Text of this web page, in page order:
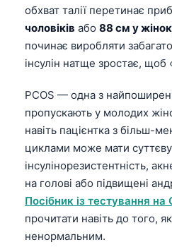
обхват талії перетинає
чоловіків або 88 см у жінок
починає виробляти
інсулін натще зростає, щоб
PCOS — одна з
пропускають у молодих
навіть пацієнтка з більш-
циклами може мати суттєву
інсулінорезистентність,
на голові або підвищені
Посібник із тестування
прочитати навіть до того,
ненормальним.
Tagalog
ไทย
ဗမာစာ
ភាសាខ្មែរ
Kiswahili
አማርኛ
O‘zbekcha
Қазақ тілі
Suomi
Hrvatski